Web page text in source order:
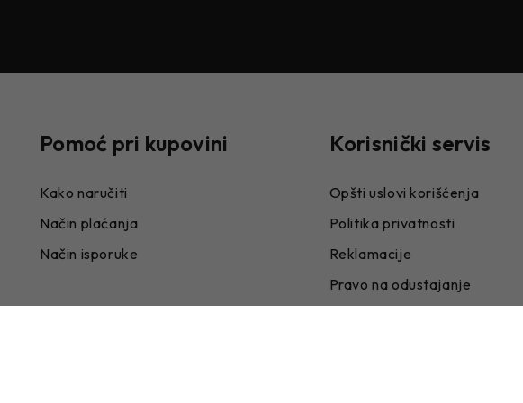
Pomoć pri kupovini
Kako naručiti
Način plaćanja
Način isporuke
Korisnički servis
Opšti uslovi korišćenja
Politika privatnosti
Reklamacije
Pravo na odustajanje